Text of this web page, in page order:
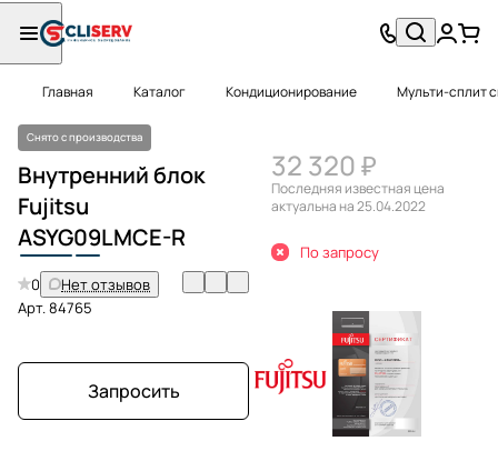
Главная Каталог Кондиционирование Мульти-сплит
Снято с производства
Внутренний блок
Fujitsu
ASYG09LMCE-R
0
Нет отзывов
Арт.84765
Запросить
32 320 ₽
Последняя известная цена
актуальна на 25.04.2022
По запросу